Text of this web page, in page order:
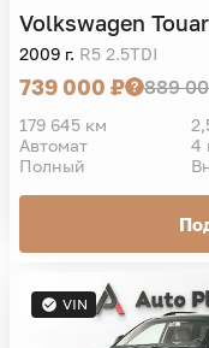
Volkswagen
2009 г. R5 2.5TDI
739 000 ₽ 889
179 645 км
Автомат
4
Полный
VIN